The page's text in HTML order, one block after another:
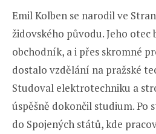
Emil Kolben se narodil ve
židovského původu. Jeho otec
obchodník, a i přes skromné
dostalo vzdělání na pražské
Studoval elektrotechniku a
úspěšně dokončil studium. Po
do Spojených států, kde